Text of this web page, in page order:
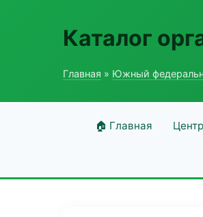
Каталог
Главная » Южный
🏠 Главная